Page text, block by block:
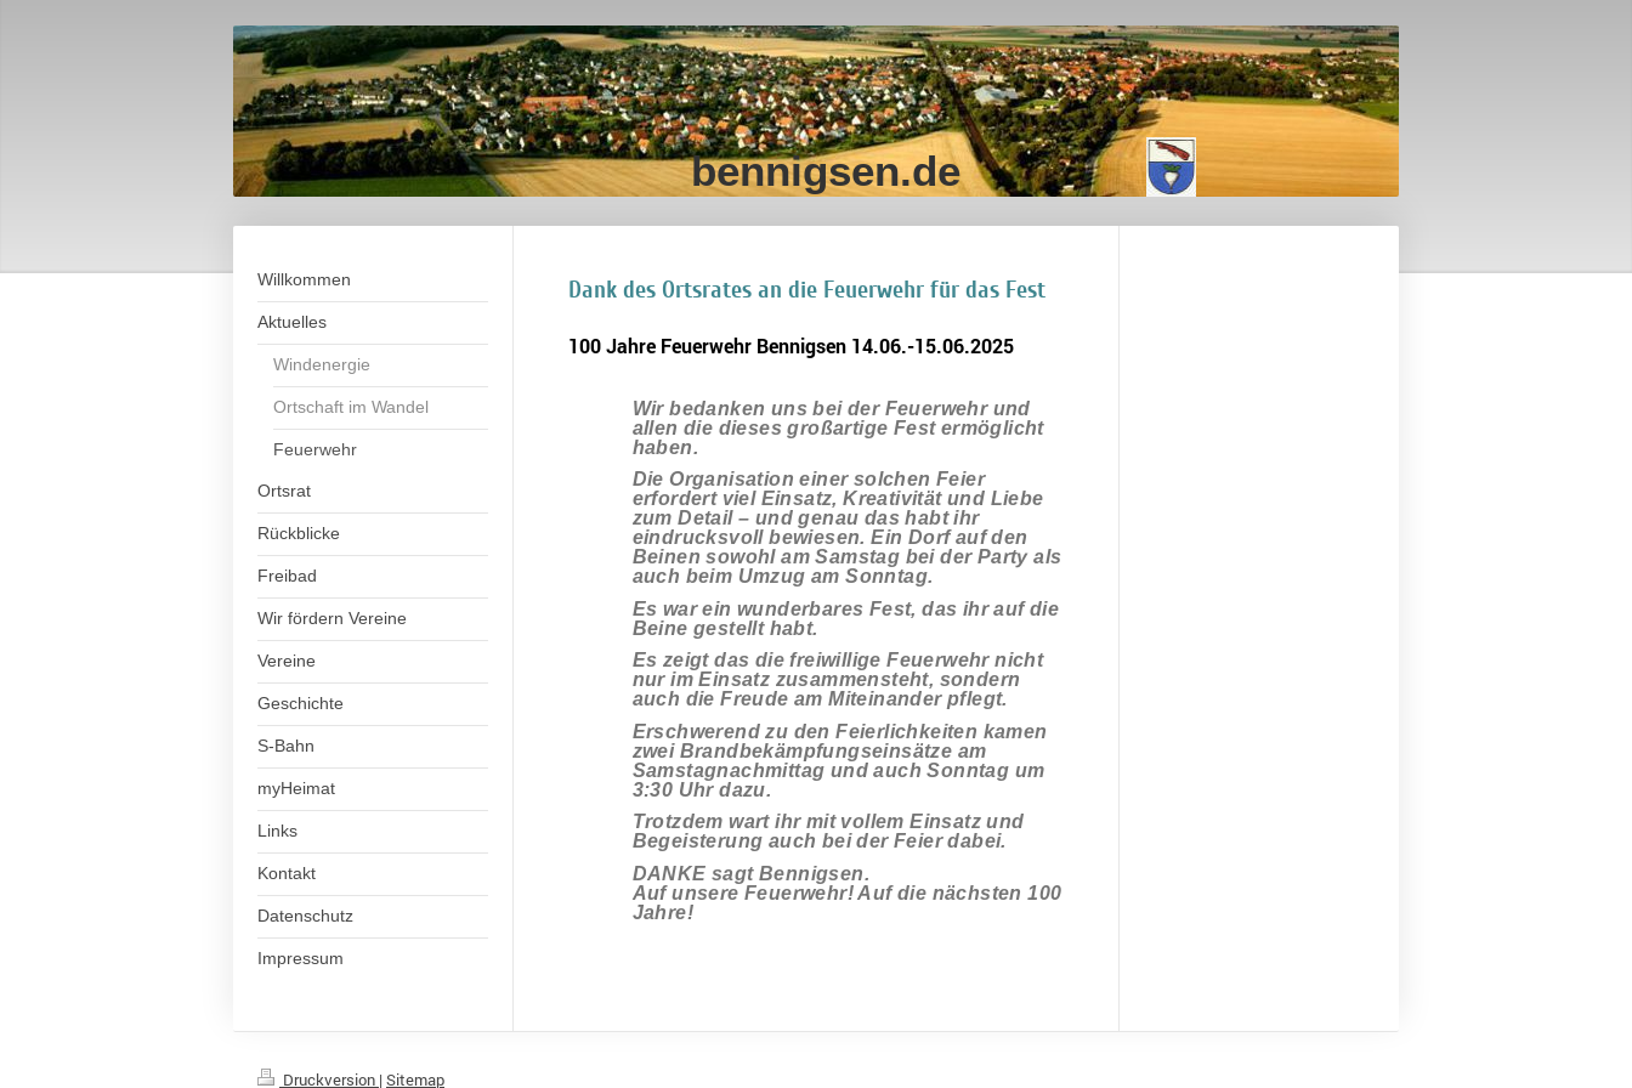
bennigsen.de
Willkommen
Aktuelles
Windenergie
Ortschaft im Wandel
Feuerwehr
Ortsrat
Rückblicke
Freibad
Wir fördern Vereine
Vereine
Geschichte
S-Bahn
myHeimat
Links
Kontakt
Datenschutz
Impressum
Dank des Ortsrates an die Feuerwehr für das Fest
100 Jahre Feuerwehr Bennigsen 14.06.-15.06.2025
Wir bedanken uns bei der Feuerwehr und
allen die dieses großartige Fest ermöglicht
haben.
Die Organisation einer solchen Feier
erfordert viel Einsatz, Kreativität und Liebe
zum Detail – und genau das habt ihr
eindrucksvoll bewiesen. Ein Dorf auf den
Beinen sowohl am Samstag bei der Party als
auch beim Umzug am Sonntag.
Es war ein wunderbares Fest, das ihr auf die
Beine gestellt habt.
Es zeigt das die freiwillige Feuerwehr nicht
nur im Einsatz zusammensteht, sondern
auch die Freude am Miteinander pflegt.
Erschwerend zu den Feierlichkeiten kamen
zwei Brandbekämpfungseinsätze am
Samstagnachmittag und auch Sonntag um
3:30 Uhr dazu.
Trotzdem wart ihr mit vollem Einsatz und
Begeisterung auch bei der Feier dabei.
DANKE sagt Bennigsen.
Auf unsere Feuerwehr! Auf die nächsten 100
Jahre!
Druckversion | Sitemap